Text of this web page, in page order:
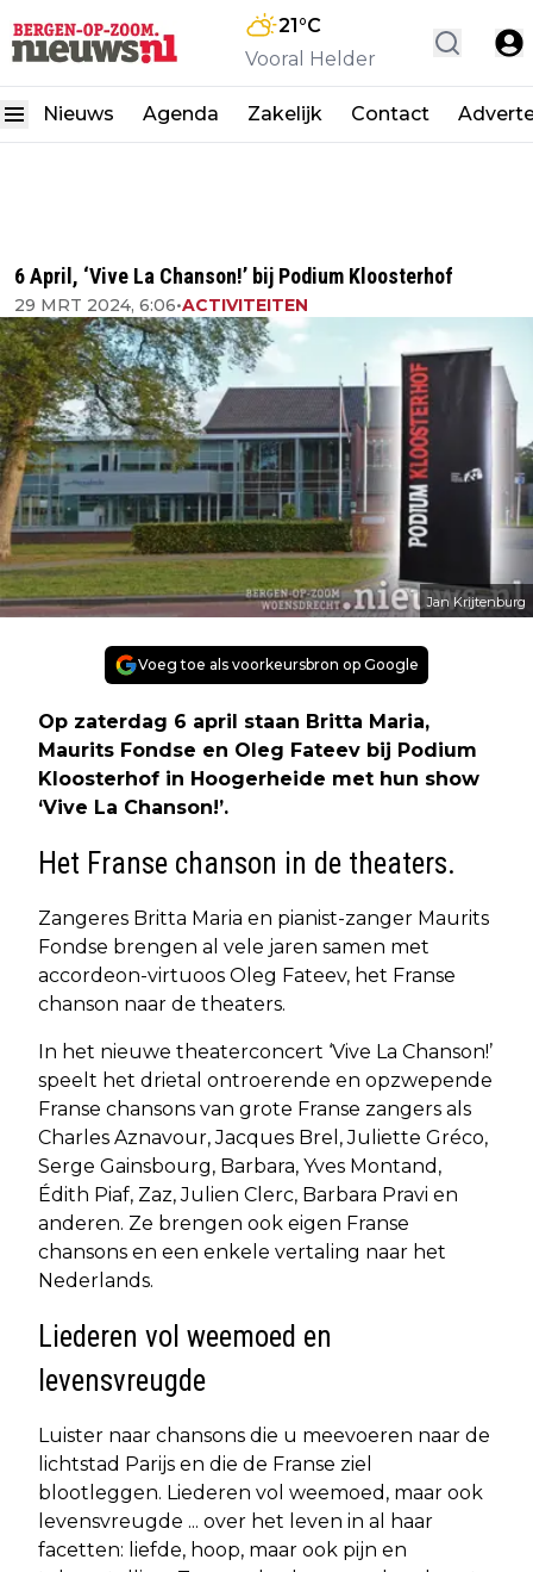
21°C
Vooral Helder
Nieuws Agenda Zakelijk Contact
6 April, ‘Vive La Chanson!’ bij Podium Kloosterhof
29 MRT 2024, 6:06•ACTIVITEITEN
Jan Krijtenburg
Voeg toe als voorkeursbron op Google
Op zaterdag 6 april staan Britta Maria,
Maurits Fondse en Oleg Fateev bij Podium
Kloosterhof in Hoogerheide met hun show
‘Vive La Chanson!’.
Het Franse chanson in de theaters.
Zangeres Britta Maria en pianist-zanger Maurits
Fondse brengen al vele jaren samen met
accordeon-virtuoos Oleg Fateev, het Franse
chanson naar de theaters.
In het nieuwe theaterconcert ‘Vive La Chanson!’
speelt het drietal ontroerende en opzwepende
Franse chansons van grote Franse zangers als
Charles Aznavour, Jacques Brel, Juliette Gréco,
Serge Gainsbourg, Barbara, Yves Montand,
Édith Piaf, Zaz, Julien Clerc, Barbara Pravi en
anderen. Ze brengen ook eigen Franse
chansons en een enkele vertaling naar het
Nederlands.
Liederen vol weemoed en
levensvreugde
Luister naar chansons die u meevoeren naar de
lichtstad Parijs en die de Franse ziel
blootleggen. Liederen vol weemoed, maar ook
levensvreugde ... over het leven in al haar
facetten: liefde, hoop, maar ook pijn en